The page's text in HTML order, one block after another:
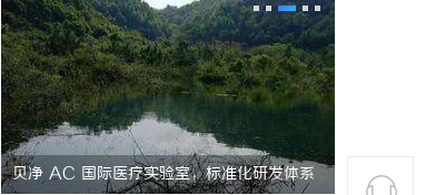
贝净 AC 国际医疗实验室，标准化研发体系 探究转轮